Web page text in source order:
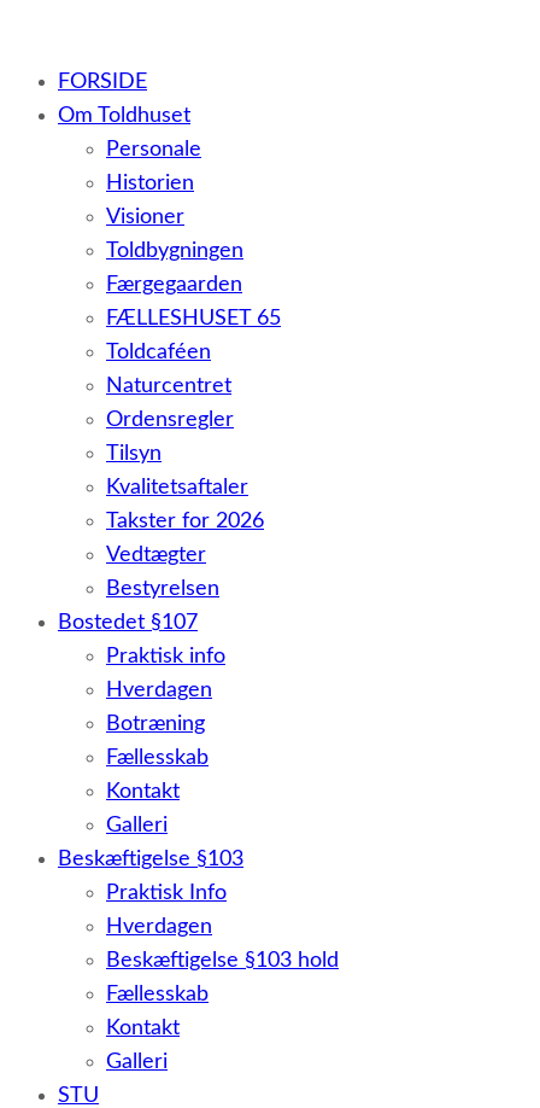
– et botilbud til voksne udviklingshæmmede og sent
udviklede personer samt voksne med psykiske lidelser
FORSIDE
Om Toldhuset
Personale
Historien
Visioner
Toldbygningen
Færgegaarden
FÆLLESHUSET 65
Toldcaféen
Naturcentret
Ordensregler
Tilsyn
Kvalitetsaftaler
Takster for 2026
Vedtægter
Bestyrelsen
Bostedet §107
Praktisk info
Hverdagen
Botræning
Fællesskab
Kontakt
Galleri
Beskæftigelse §103
Praktisk Info
Hverdagen
Beskæftigelse §103 hold
Fællesskab
Kontakt
Galleri
STU